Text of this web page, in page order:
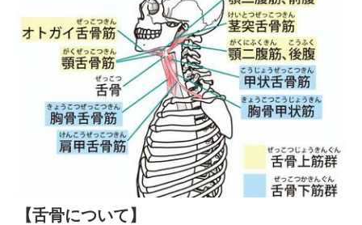
【舌骨について】